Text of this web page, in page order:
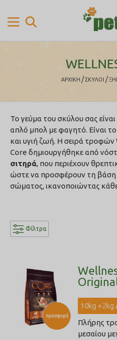
ΑΡΧΙΚΉ / ΣΚΥΛΟΙ /
Το γεύμα του σκύλου σας
απλό μπολ με φαγητό. Είναι
και υγιή ζωή. Η σειρά τροφών
Core δημιουργήθηκε από
σιτηρά, που περιέχουν
ώστε να προσφέρουν τη βάση
σώματος, ικανοποιώντας
Φίλτρα
10kg
Πλήρης
μεσαίου